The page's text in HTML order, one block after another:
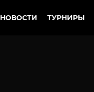
НОВОСТИ ТУРНИРЫ